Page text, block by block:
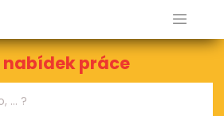
nabídek práce